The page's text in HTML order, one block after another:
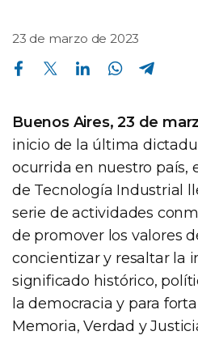
23 de marzo de 2023
Compartir en Facebook Compartir en Twitter Compartir en Linkedin Compartir en Whatsapp
Buenos Aires, 23 de
inicio de la última
ocurrida en nuestro país,
de Tecnología Industrial
serie de actividades
de promover los valores
concientizar y resaltar la
significado histórico,
la democracia y para
Memoria, Verdad y